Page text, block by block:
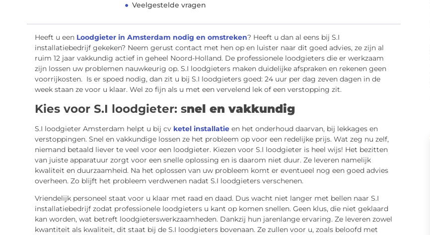
Veelgestelde vragen
Heeft u een Loodgieter in Amsterdam nodig en omstreken? Heeft u dan al eens bij S.I
installatiebedrijf gekeken? Neem gerust contact met hen op en luister naar dit goed advies, ze zijn al
ruim 12 jaar vakkundig actief in geheel Noord-Holland. De professionele loodgieters die er werkzaam
zijn lossen uw problemen nauwkeurig op. S.I loodgieters maken duidelijke afspraken en rekenen geen
voorrijkosten. Is er spoed nodig, dan zit u bij S.I loodgieters goed: 24 uur per dag zeven dagen in de
week staan ze voor u klaar. Wel zo fijn als u met een vervelend lek of een verstopping zit.
Kies voor S.I loodgieter: snel en vakkundig
S.I loodgieter Amsterdam helpt u bij cv ketel installatieen het onderhoud daarvan, bij lekkages en
verstoppingen. Snel en vakkundige lossen ze het probleem op voor een redelijke prijs. Wat zeg nu zelf,
niemand betaald liever te veel voor een loodgieter. Kiezen voor S.I loodgieter is heel wijs! Het bezitten
van juiste apparatuur zorgt voor een snelle oplossing en is daarom niet duur. Ze leveren namelijk
kwaliteit en duurzaamheid. Na het oplossen van uw probleem komt er eventueel nog een goed advies
overheen. Zo blijft het probleem verdwenen nadat S.I loodgieters verschenen.
Vriendelijk personeel staat voor u klaar met raad en daad. Dus wacht niet langer met bellen naar S.I
installatiebedrijf zodat professionele loodgieters u kant op komen snellen. Geen klus, die niet geklaard
kan worden, wat betreft loodgieterswerkzaamheden. Dankzij hun jarenlange ervaring. Ze leveren zowel
kwantiteit als kwaliteit, dit staat bij de S.I loodgieters bovenaan. Ze zullen voor u, zoals beloofd met